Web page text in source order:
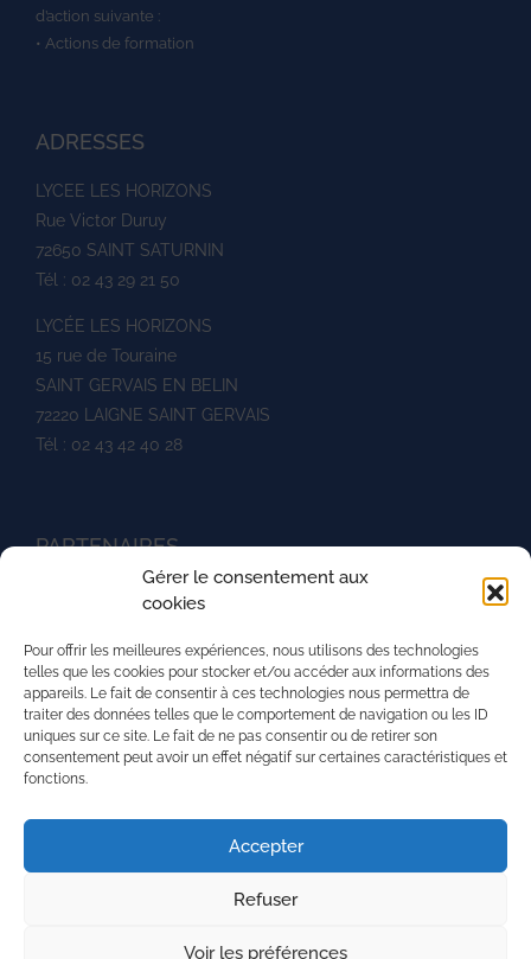
Gérer le consentement aux
cookies
Pour offrir les meilleures expériences, nous utilisons des technologies
telles que les cookies pour stocker et/ou accéder aux informations des
appareils. Le fait de consentir à ces technologies nous permettra de
traiter des données telles que le comportement de navigation ou les ID
uniques sur ce site. Le fait de ne pas consentir ou de retirer son
consentement peut avoir un effet négatif sur certaines caractéristiques et
fonctions.
Accepter
Refuser
Voir les préférences
d’action suivante :
• Actions de formation
ADRESSES
LYCEE LES HORIZONS
Rue Victor Duruy
72650 SAINT SATURNIN
Tél : 02 43 29 21 50
LYCÉE LES HORIZONS
15 rue de Touraine
SAINT GERVAIS EN BELIN
72220 LAIGNE SAINT GERVAIS
Tél : 02 43 42 40 28
PARTENAIRES
L'aventure du vivant
La Mission Locale de l'agglomération mancelle
La région Pays de la Loire
PRH - Pôle Régional du Handicap
Superforma